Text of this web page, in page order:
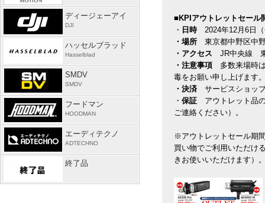
■KPIアウトレットセール
・ 日時 2024年12月6日
・場所 東京都中野区中
・アクセス JR中央線
・注意事項 多数来場時
毒をお願い申し上げます
・決済 サービスショッ
・ 保証 アウトレット品
ご連絡ください）。
※アウトレットセール期
買い物でご利用いただけ
きお使いいただけます）
ディージェーアイ
DJI
ハッセルブラッド
Hasselblad
SMDV
SMDV
フードマン
HOODMAN
エーディテクノ
ADTECHNO
終了品